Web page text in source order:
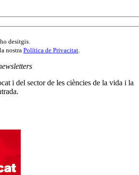
desitgis.
nostra Política de Privacitat
i del sector de les ciències de la vida i la